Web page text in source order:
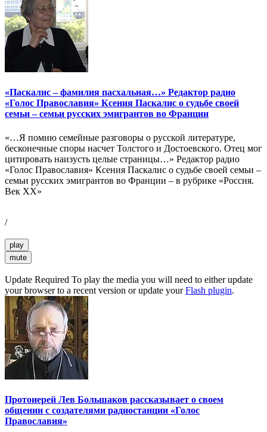
«Паскалис – фамилия пасхальная…» Редактор радио
«Голос Православия» Ксения Паскалис о судьбе своей
семьи – семьи русских эмигрантов во Франции
«…Я помню семейные разговоры о русской литературе,
бесконечные споры насчет Толстого и Достоевского. Отец мог
цитировать наизусть целые страницы…» Редактор радио
«Голос Православия» Ксения Паскалис о судьбе своей семьи –
семьи русских эмигрантов во Франции – в рубрике «Россия.
Век ХХ»
/
play
mute
Update Required To play the media you will need to either update
your browser to a recent version or update yourFlash plugin.
Протоиерей Лев Большаков рассказывает о своем
общении с создателями радиостанции «Голос
Православия»